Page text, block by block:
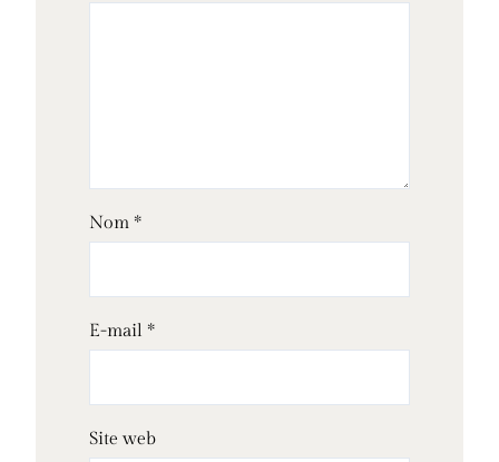
Nom *
E-mail *
Site web